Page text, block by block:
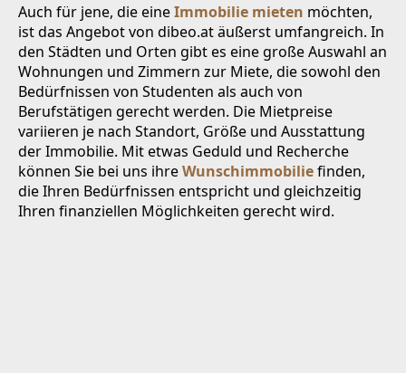
Auch für jene, die eineImmobilie mieten möchten,
ist das Angebot von dibeo.at äußerst umfangreich. In
den Städten und Orten gibt es eine große Auswahl an
Wohnungen und Zimmern zur Miete, die sowohl den
Bedürfnissen von Studenten als auch von
Berufstätigen gerecht werden. Die Mietpreise
variieren je nach Standort, Größe und Ausstattung
der Immobilie. Mit etwas Geduld und Recherche
können Sie bei uns ihreWunschimmobiliefinden,
die Ihren Bedürfnissen entspricht und gleichzeitig
Ihren finanziellen Möglichkeiten gerecht wird.